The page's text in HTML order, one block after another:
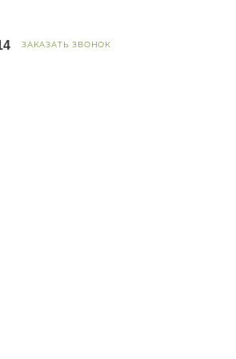
ЗАКАЗАТЬ ЗВОНОК